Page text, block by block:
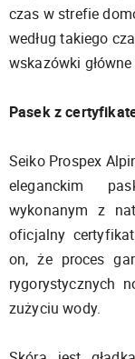
czas w strefie
według takiego
wskazówki
Pasek z
Seiko Prospex
eleganckim
wykonanym z
oficjalny
on, że proces
rygorystycznych
zużyciu wody.